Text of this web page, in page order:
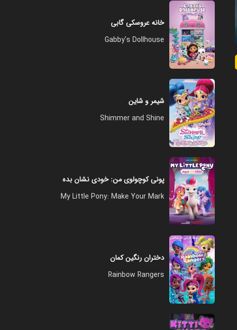
خانه عروسکی گابی
Gabby's Dollhouse
شیمر و شاین
Shimmer and Shine
پونی کوچولوی من: خودی نشان بده
My Little Pony: Make Your Mark
دختران رنگین کمان
Rainbow Rangers